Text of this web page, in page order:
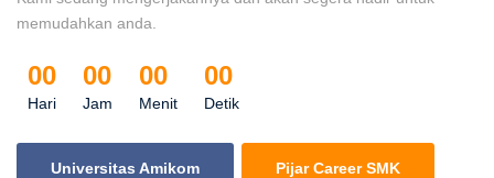
memudahkan anda.
00
Hari
00
Jam
00
Menit
00
Detik
Universitas Amikom Pijar Career SMK